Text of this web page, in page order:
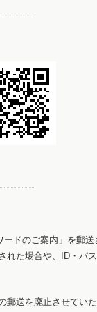
ドのご案内」を郵
れた場合や、ID・パ
送を廃止させてい